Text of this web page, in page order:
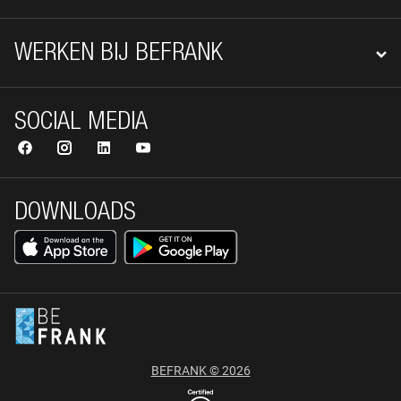
WERKEN BIJ BEFRANK
DOWNLOADS
SOCIAL MEDIA
BEFRANK © 2026